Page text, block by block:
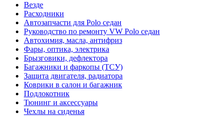
Везде
Расходники
Автозапчасти для Polo седан
Руководство по ремонту VW Polo седан
Автохимия, масла, антифриз
Фары, оптика, электрика
Брызговики, дефлектора
Багажники и фаркопы (ТСУ)
Защита двигателя, радиатора
Коврики в салон и багажник
Подлокотник
Тюнинг и аксессуары
Чехлы на сиденья